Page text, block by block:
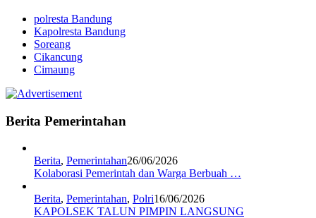
polresta Bandung
Kapolresta Bandung
Soreang
Cikancung
Cimaung
Berita Pemerintahan
Berita, Pemerintahan26/06/2026
Kolaborasi Pemerintah dan Warga Berbuah …
Berita, Pemerintahan, Polri16/06/2026
KAPOLSEK TALUN PIMPIN LANGSUNG